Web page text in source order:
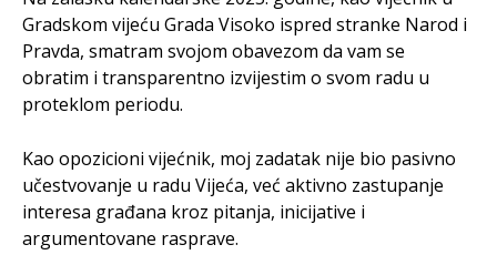
Gradskom vijeću Grada Visoko ispred stranke Narod i
Pravda, smatram svojom obavezom da vam se
obratim i transparentno izvijestim o svom radu u
proteklom periodu.
Kao opozicioni vijećnik, moj zadatak nije bio pasivno
učestvovanje u radu Vijeća, već aktivno zastupanje
interesa građana kroz pitanja, inicijative i
argumentovane rasprave.